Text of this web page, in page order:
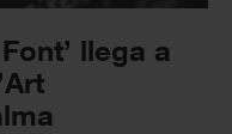
llega a